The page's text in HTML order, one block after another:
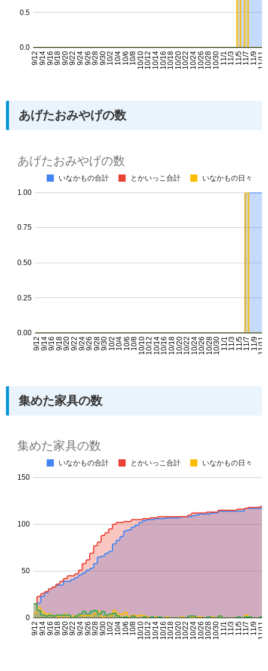
あげたおみやげの数
集めた家具の数